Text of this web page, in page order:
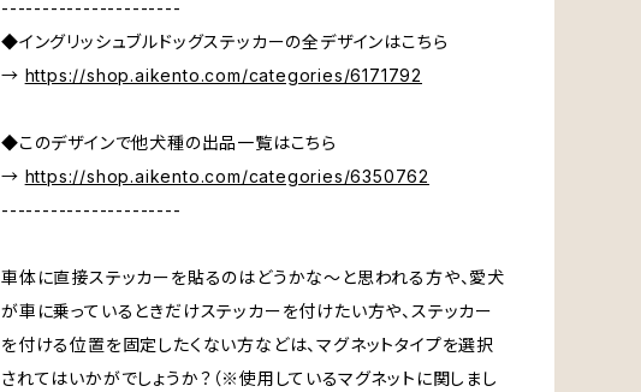
----------------------
◆イングリッシュブルドッグステッカーの全デザインはこちら
→ https://shop.aikento.com/categories/6171792
◆このデザインで他犬種の出品一覧はこちら
→ https://shop.aikento.com/categories/6350762
----------------------
車体に直接ステッカーを貼るのはどうかな～と思われる方や、愛犬
が車に乗っているときだけステッカーを付けたい方や、ステッカー
を付ける位置を固定したくない方などは、マグネットタイプを選択
されてはいかがでしょうか？（※使用しているマグネットに関しまし